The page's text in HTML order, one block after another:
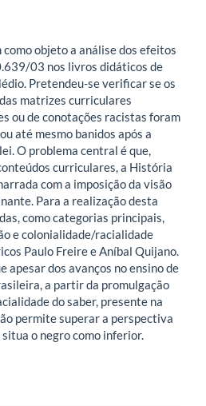
objeto a análise dos efeitos
03 nos livros didáticos de
Pretendeu-se verificar se os
matrizes curriculares
ou de conotações racistas foram
até mesmo banidos após a
O problema central é que,
curriculares, a História
com a imposição da visão
Para a realização desta
como categorias principais,
e colonialidade/racialidade
Paulo Freire e Aníbal Quijano.
apesar dos avanços no ensino de
a partir da promulgação
do saber, presente na
permite superar a perspectiva
o negro como inferior.